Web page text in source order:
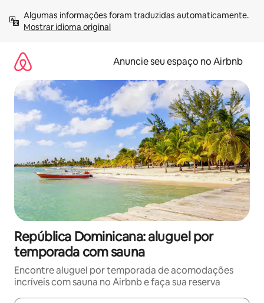
para
Mostrar idioma original
Anuncie seu espaço no Airbnb
República Dominicana: aluguel por
temporada com sauna
Encontre aluguel por temporada de acomodações
incríveis com sauna no Airbnb e faça sua reserva